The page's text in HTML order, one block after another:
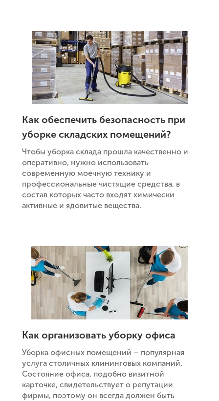
Как обеспечить безопасность при
уборке складских помещений?
Чтобы уборка склада прошла качественно и
оперативно, нужно использовать
современную моечную технику и
профессиональные чистящие средства, в
состав которых часто входят химически
активные и ядовитые вещества.
Как организовать уборку офиса
Уборка офисных помещений – популярная
услуга столичных клининговых компаний.
Состояние офиса, подобно визитной
карточке, свидетельствует о репутации
фирмы, поэтому он всегда должен быть